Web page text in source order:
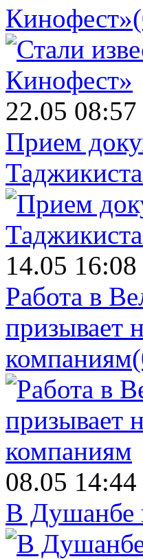
Кинофест»
22.05 08:57
Прием
14.05 16:08
Работа в
призывает
компаниям
08.05 14:44
В Душанбе